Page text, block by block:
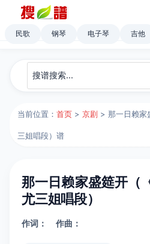
民歌 钢琴 电子琴 吉他
当前位置：首页 >京剧 > 那一日赖家
三姐唱段）谱
那一日赖家盛筵开（
尤三姐唱段）
作词： 作曲：